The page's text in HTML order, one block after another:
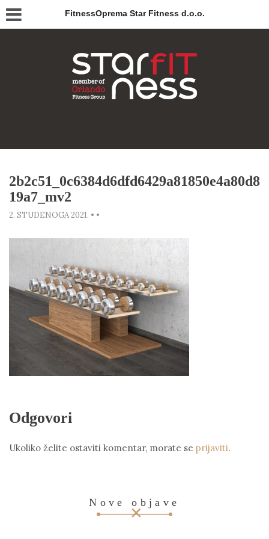
FitnessOprema Star Fitness d.o.o.
2b2c51_0c6384d6dfd6429a81850e4a80d8
19a7_mv2
2. STUDENOGA 2021. • •
Odgovori
Ukoliko želite ostaviti komentar, morate se prijaviti.
Nove objave